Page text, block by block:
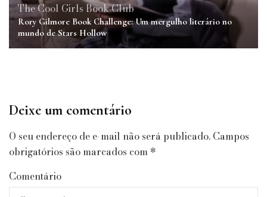
The Cool Girls Book Club
Rory Gilmore Book Challenge: Um mergulho literário no
mundo de Stars Hollow
Deixe um comentário
O seu endereço de e-mail não será publicado. Campos
obrigatórios são marcados com *
Comentário